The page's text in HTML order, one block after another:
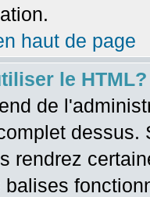
haut de page
le HTML?
de
dessus.
rendrez
balises